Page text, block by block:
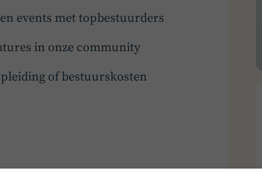
events met topbestuurders
in onze community
of bestuurskosten